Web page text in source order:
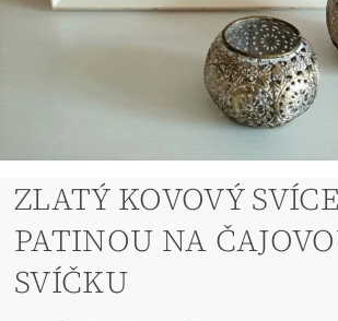
ZLATÝ KOVOVÝ
PATINOU NA
SVÍČKU